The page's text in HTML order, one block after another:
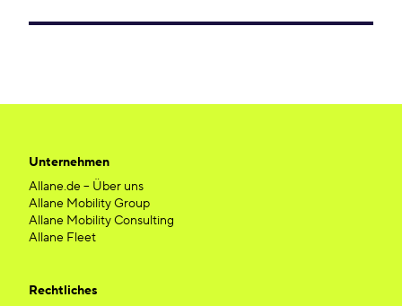
Unternehmen
Allane.de – Über uns
Allane Mobility Group
Allane Mobility Consulting
Allane Fleet
Rechtliches